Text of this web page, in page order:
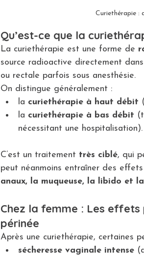
Curiethérapie :
Qu’est-ce que la
La curiethérapie est une forme de
source radioactive directement
ou rectale parfois sous anesthésie.
On distingue généralement :
la curiethérapie à haut débit
la curiethérapie à bas débit
nécessitant une hospitalisation).
C’est un traitement très ciblé, qui
peut néanmoins entraîner des
anaux, la muqueuse, la libido et
Chez la femme : Les
périnée
Après une curiethérapie, certaines
sécheresse vaginale intense